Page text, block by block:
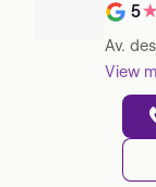
Note
5★
Av.
View